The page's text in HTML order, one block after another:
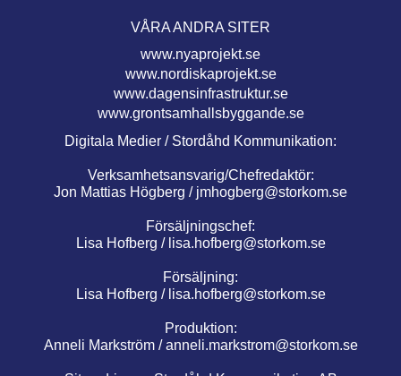
VÅRA ANDRA SITER
www.nyaprojekt.se
www.nordiskaprojekt.se
www.dagensinfrastruktur.se
www.grontsamhallsbyggande.se
Digitala Medier / Stordåhd Kommunikation:
Verksamhetsansvarig/Chefredaktör:
Jon Mattias Högberg / jmhogberg@storkom.se
Försäljningschef:
Lisa Hofberg / lisa.hofberg@storkom.se
Försäljning:
Lisa Hofberg / lisa.hofberg@storkom.se
Produktion:
Anneli Markström /anneli.markstrom@storkom.se